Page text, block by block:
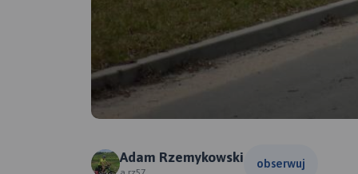
Adam Rzemykowski obserwuj